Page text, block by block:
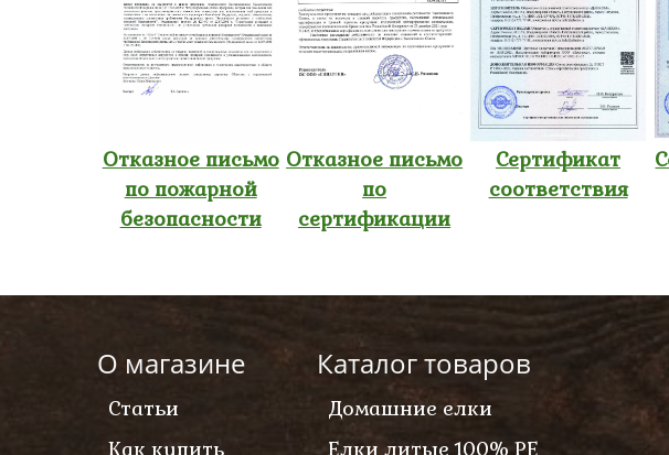
Отказное письмо
по пожарной
безопасности
Отказное письмо
по
сертификации
Сертификат
соответствия
О магазине
Статьи
Как купить
Каталог товаров
Домашние елки
Елки литые 100% PE